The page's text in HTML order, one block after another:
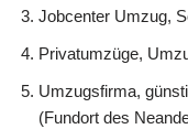
Jobcenter Umzug,
Privatumzüge,
Umzugsfirma,
(Fundort des